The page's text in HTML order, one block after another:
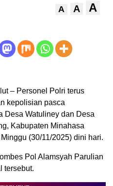
A A A
– Personel Polri terus
kepolisian pasca
Desa Watuliney dan Desa
Kabupaten Minahasa
(30/11/2025) dini hari.
Pol Alamsyah Parulian
tersebut.